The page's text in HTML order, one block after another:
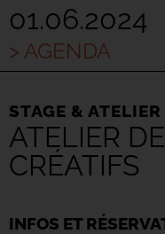
01.06.2024
> AGENDA
STAGE & ATELIER
ATELIER
CRÉATIFS
INFOS ET